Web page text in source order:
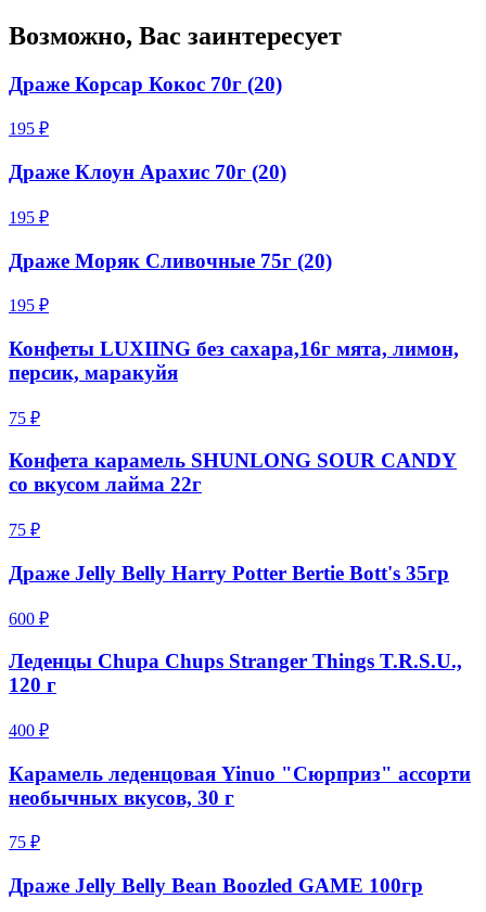
Возможно, Вас заинтересует
Драже Корсар Кокос 70г (20)
195 ₽
Драже Клоун Арахис 70г (20)
195 ₽
Драже Моряк Сливочные 75г (20)
195 ₽
Конфеты LUXIING без сахара,16г мята, лимон,
персик, маракуйя
75 ₽
Конфета карамель SHUNLONG SOUR CANDY
со вкусом лайма 22г
75 ₽
Драже Jelly Belly Harry Potter Bertie Bott's 35гр
600 ₽
Леденцы Chupa Chups Stranger Things T.R.S.U.,
120 г
400 ₽
Карамель леденцовая Yinuo "Сюрприз" ассорти
необычных вкусов, 30 г
75 ₽
Драже Jelly Belly Bean Boozled GAME 100гр